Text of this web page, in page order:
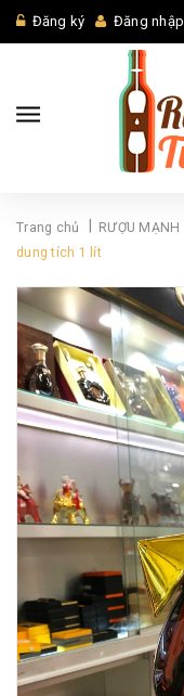
Đăng ký Đăng nhập
Trang chủ RƯỢU MẠNH
dung tích 1 lít